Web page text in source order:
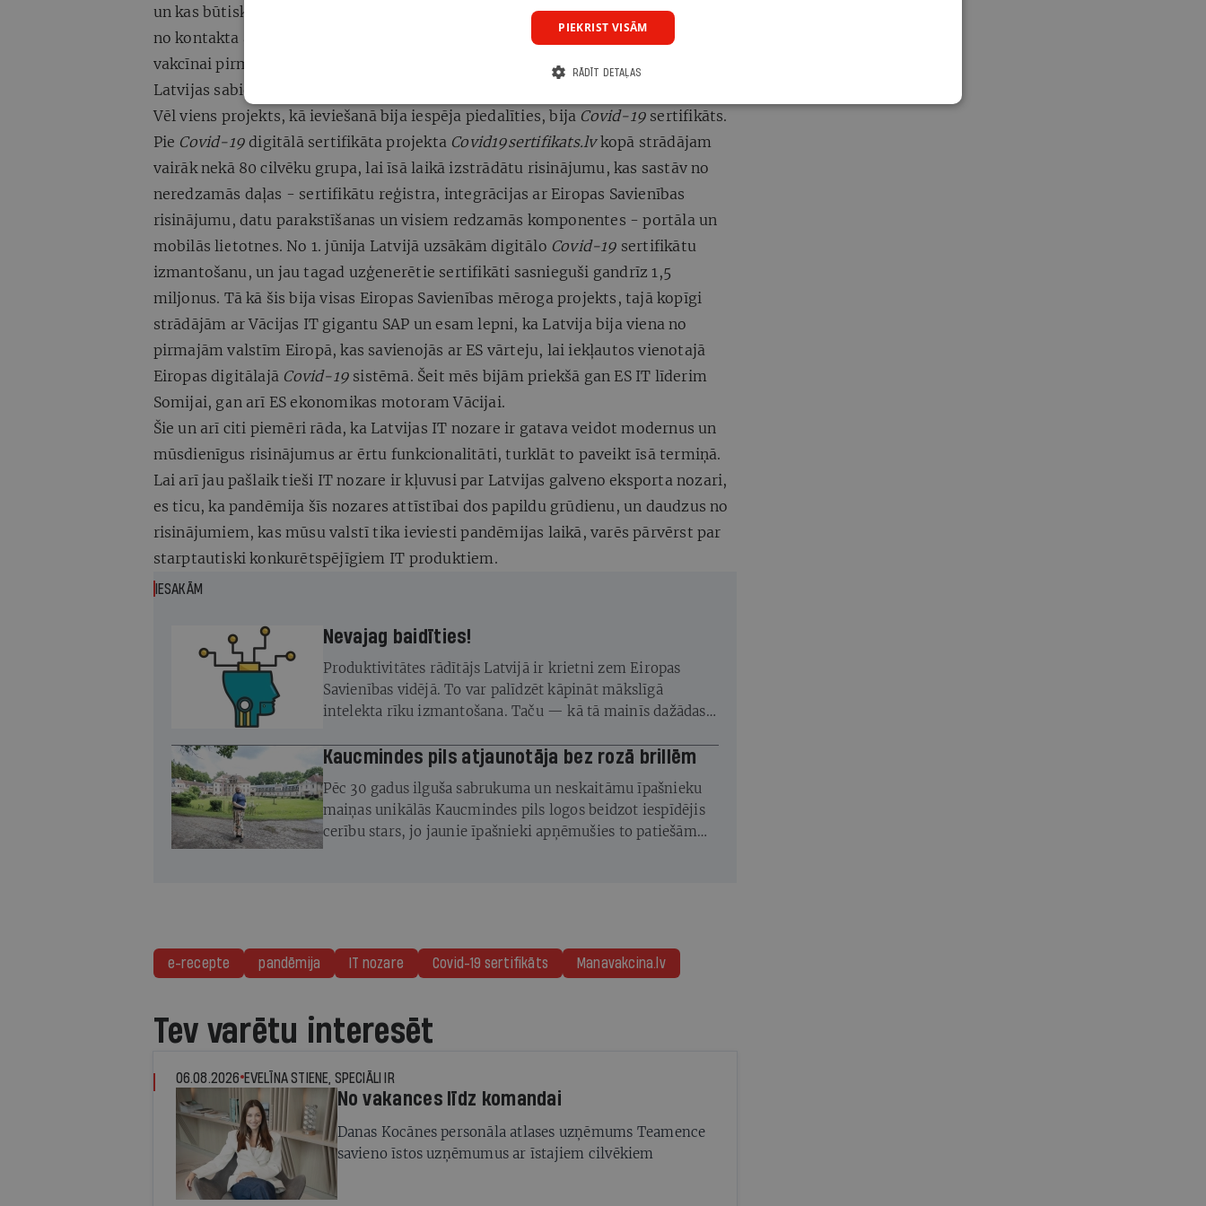
un kas būtiskākais – ietaupīt laiku un pandēmijas smagākajos brīžos izvairīties
no kontakta ar līdzcilvēkiem. Vietnes
Manavakcina.lviedzīvotāju reģistrācija
vakcīnai pirmajās dienās sasniedza 3000 cilvēku minūtē, kas norāda uz to, ka
Latvijas sabiedrība ir gatava mūsdienīgu IT risinājumu izmantošanai.
Vēl viens projekts, kā ieviešanā bija iespēja piedalīties, bija Covid-19sertifikāts.
Pie Covid-19digitālā sertifikāta projekta Covid19sertifikats.lvkopā strādājam
vairāk nekā 80 cilvēku grupa, lai īsā laikā izstrādātu risinājumu, kas sastāv no
neredzamās daļas - sertifikātu reģistra, integrācijas ar Eiropas Savienības
risinājumu, datu parakstīšanas un visiem redzamās komponentes - portāla un
mobilās lietotnes. No 1. jūnija Latvijā uzsākām digitālo Covid-19 sertifikātu
izmantošanu, un jau tagad uzģenerētie sertifikāti sasnieguši gandrīz 1,5
miljonus. Tā kā šis bija visas Eiropas Savienības mēroga projekts, tajā kopīgi
strādājām ar Vācijas IT gigantu SAP un esam lepni, ka Latvija bija viena no
pirmajām valstīm Eiropā, kas savienojās ar ES vārteju, lai iekļautos vienotajā
Eiropas digitālajā Covid-19sistēmā. Šeit mēs bijām priekšā gan ES IT līderim
Somijai, gan arī ES ekonomikas motoram Vācijai.
Šie un arī citi piemēri rāda, ka Latvijas IT nozare ir gatava veidot modernus un
mūsdienīgus risinājumus ar ērtu funkcionalitāti, turklāt to paveikt īsā termiņā.
Lai arī jau pašlaik tieši IT nozare ir kļuvusi par Latvijas galveno eksporta nozari,
es ticu, ka pandēmija šīs nozares attīstībai dos papildu grūdienu, un daudzus no
risinājumiem, kas mūsu valstī tika ieviesti pandēmijas laikā, varēs pārvērst par
starptautiski konkurētspējīgiem IT produktiem.
IESAKĀM
Nevajag baidīties!
Produktivitātes rādītājs Latvijā ir krietni zem Eiropas
Savienības vidējā. To var palīdzēt kāpināt mākslīgā
intelekta rīku izmantošana. Taču — kā tā mainīs dažādas
Kaucmindes pils atjaunotāja bez rozā brillēm
Pēc 30 gadus ilguša sabrukuma un neskaitāmu īpašnieku
maiņas unikālās Kaucmindes pils logos beidzot iespīdējis
cerību stars, jo jaunie īpašnieki apņēmušies to patiešām
atjaunot
e-recepte pandēmija IT nozare Covid-19 sertifikāts Manavakcina.lv
Tev varētu interesēt
06.08.2026 EVELĪNA STIENE, SPECIĀLI IR
No vakances līdz komandai
Danas Kocānes personāla atlases uzņēmums Teamence
savieno īstos uzņēmumus ar īstajiem cilvēkiem
PIEKRIST VISĀM
RĀDĪT DETAĻAS